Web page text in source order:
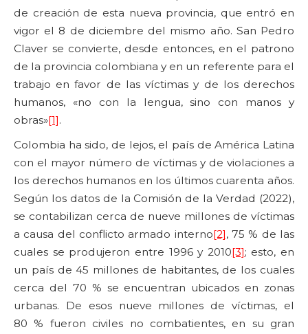
de creación de esta nueva provincia, que entró en
vigor el 8 de diciembre del mismo año. San Pedro
Claver se convierte, desde entonces, en el patrono
de la provincia colombiana y en un referente para el
trabajo en favor de las víctimas y de los derechos
humanos, «no con la lengua, sino con manos y
obras»[1].
Colombia ha sido, de lejos, el país de América Latina
con el mayor número de víctimas y de violaciones a
los derechos humanos en los últimos cuarenta años.
Según los datos de la Comisión de la Verdad (2022),
se contabilizan cerca de nueve millones de víctimas
a causa del conflicto armado interno[2], 75 % de las
cuales se produjeron entre 1996 y 2010[3]; esto, en
un país de 45 millones de habitantes, de los cuales
cerca del 70 % se encuentran ubicados en zonas
urbanas. De esos nueve millones de víctimas, el
80 % fueron civiles no combatientes, en su gran